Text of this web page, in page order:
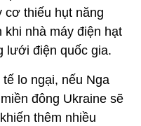
cơ thiếu hụt năng
nhà máy điện hạt
lưới điện quốc gia.
lo ngại, nếu Nga
đông Ukraine sẽ
thêm nhiều